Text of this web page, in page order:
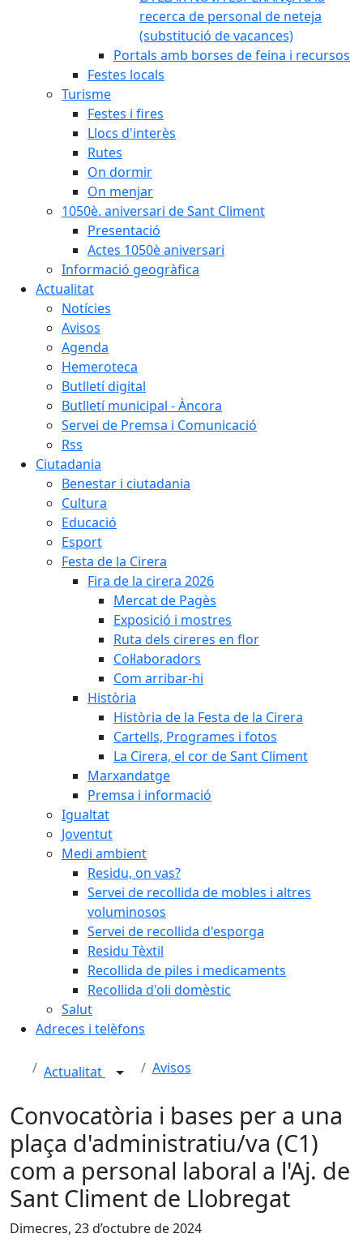
recerca de personal de neteja
(substitució de vacances)
Portals amb borses de feina i recursos
Festes locals
Turisme
Festes i fires
Llocs d'interès
Rutes
On dormir
On menjar
1050è. aniversari de Sant Climent
Presentació
Actes 1050è aniversari
Informació geogràfica
Actualitat
Notícies
Avisos
Agenda
Hemeroteca
Butlletí digital
Butlletí municipal - Àncora
Servei de Premsa i Comunicació
Rss
Ciutadania
Benestar i ciutadania
Cultura
Educació
Esport
Festa de la Cirera
Fira de la cirera 2026
Mercat de Pagès
Exposició i mostres
Ruta dels cireres en flor
Col·laboradors
Com arribar-hi
Història
Història de la Festa de la Cirera
Cartells, Programes i fotos
La Cirera, el cor de Sant Climent
Marxandatge
Premsa i informació
Igualtat
Joventut
Medi ambient
Residu, on vas?
Servei de recollida de mobles i altres
voluminosos
Servei de recollida d'esporga
Residu Tèxtil
Recollida de piles i medicaments
Recollida d'oli domèstic
Salut
Adreces i telèfons
Actualitat Avisos
Convocatòria i bases per a una
plaça d'administratiu/va (C1)
com a personal laboral a l'Aj. de
Sant Climent de Llobregat
Dimecres, 23 d’octubre de 2024